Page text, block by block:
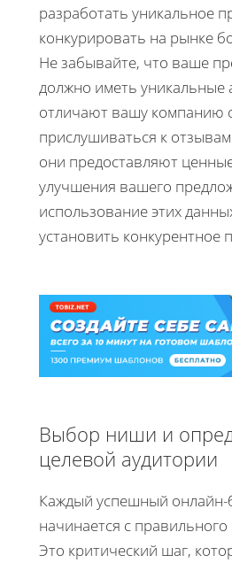
разработать уникальное
конкурировать на рынке
Не забывайте, что ваше
должно иметь уникальные
отличают вашу компанию
прислушиваться к
они предоставляют
улучшения вашего
использование этих
установить конкурентное
Выбор ниши и
целевой аудитории
Каждый успешный онлайн-
начинается с
Это критический шаг,